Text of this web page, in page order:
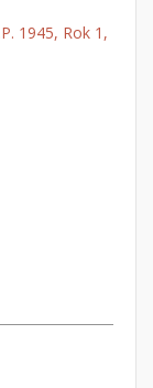
1945, Rok 1,